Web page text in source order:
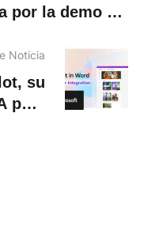
por la demo de
Noticia
su
para